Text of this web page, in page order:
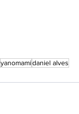
yanomamidaniel alves